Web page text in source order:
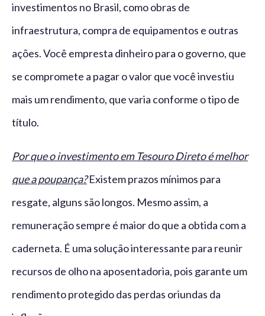
investimentos no Brasil, como obras de
infraestrutura, compra de equipamentos e outras
ações. Você empresta dinheiro para o governo, que
se compromete a pagar o valor que você investiu
mais um rendimento, que varia conforme o tipo de
título.
Por que o investimento em Tesouro Direto é melhor
que a poupança?Existem prazos mínimos para
resgate, alguns são longos. Mesmo assim, a
remuneração sempre é maior do que a obtida com a
caderneta. É uma solução interessante para reunir
recursos de olho na aposentadoria, pois garante um
rendimento protegido das perdas oriundas da